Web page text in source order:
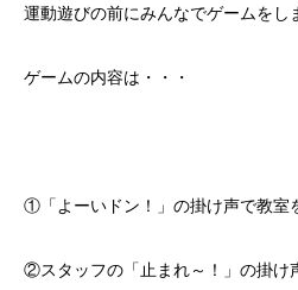
運動遊びの前にみんなでゲームをし
ゲームの内容は・・・
①「よーいドン！」の掛け声で教室
②スタッフの「止まれ～！」の掛け